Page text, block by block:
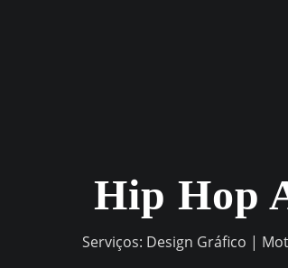
Hip Hop
Serviços: Design Gráfico |